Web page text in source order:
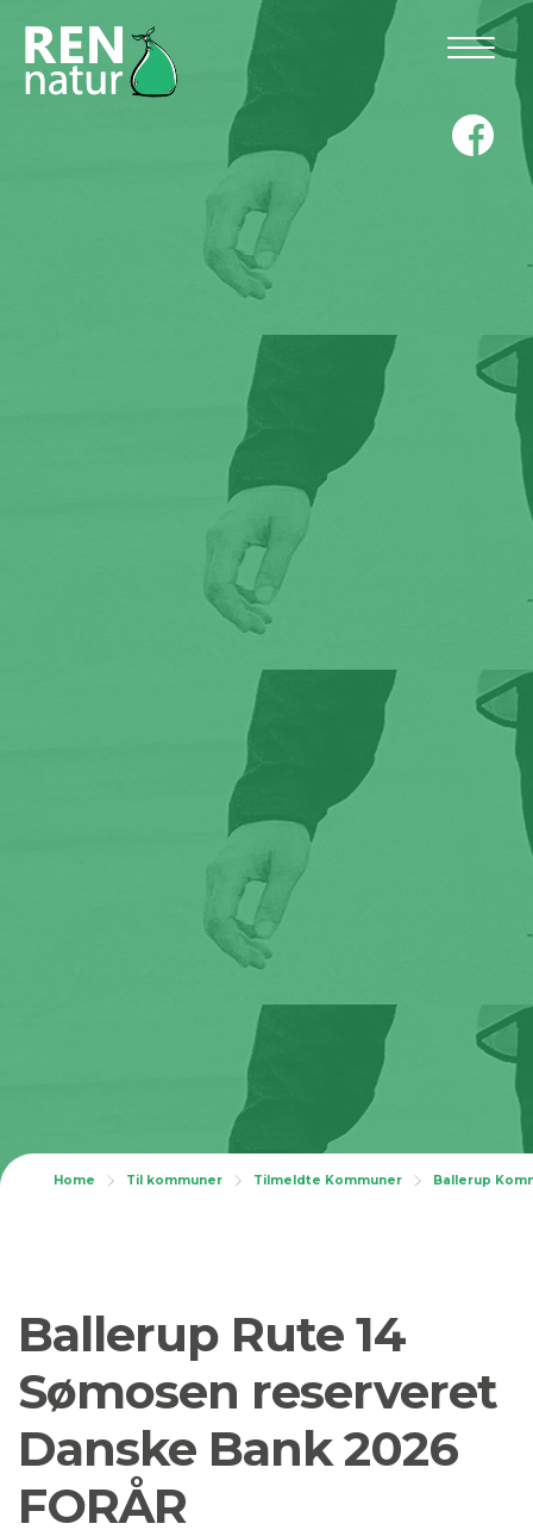
Home Til kommuner Tilmeldte Kommuner Ballerup
Ballerup Rute 14
Sømosen reserveret
Danske Bank 2026
FORÅR